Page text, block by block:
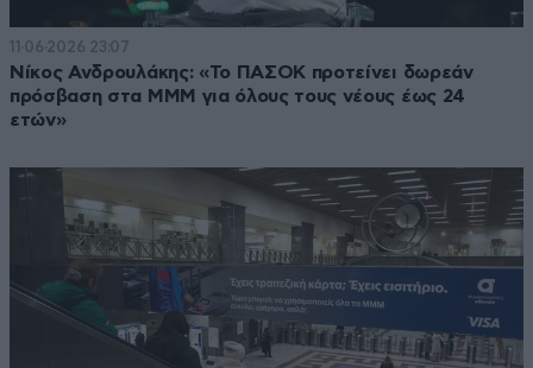
11·06·2026 23:07
Νίκος Ανδρουλάκης: «To ΠΑΣΟΚ προτείνει δωρεάν
πρόσβαση στα ΜΜΜ για όλους τους νέους έως 24
ετών»